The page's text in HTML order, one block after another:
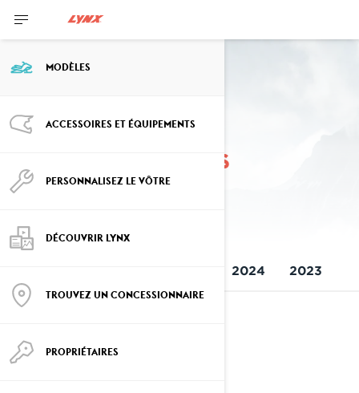
MODÈLES
ACCESSOIRES ET ÉQUIPEMENTS
PERSONNALISEZ LE VÔTRE
DÉCOUVRIR LYNX
TROUVEZ UN CONCESSIONNAIRE
PROPRIÉTAIRES
Modèles précédents
2024 2023
Voir les détails